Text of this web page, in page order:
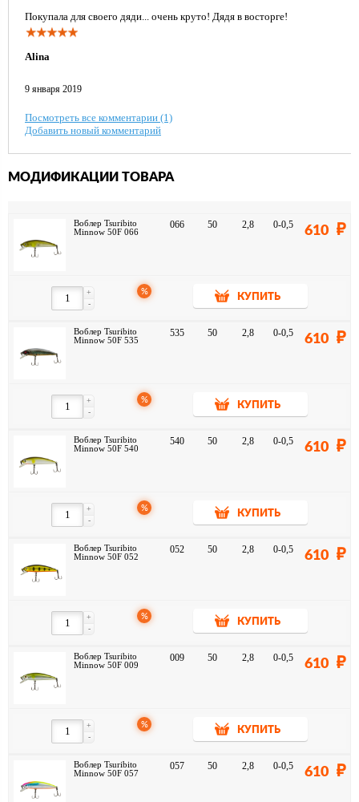
Крючки-тройники Owner уже в том размере, когда есть надежда
потягаться и с трофеем, и половить радужную форель ничего не
меняя, не адаптируя и не переживая.
Покупала для своего дяди... очень круто! Дядя в восторге!
Alina
9 января 2019
Посмотреть все комментарии (1)
Добавить новый комментарий
МОДИФИКАЦИИ ТОВАРА
Воблер Tsuribito
Minnow 50F 066
066 50 2,8 0-0,5 610
-
+ %
КУПИТЬ
Воблер Tsuribito
Minnow 50F 535
535 50 2,8 0-0,5 610
-
+ %
КУПИТЬ
Воблер Tsuribito
Minnow 50F 540
540 50 2,8 0-0,5 610
-
+ %
КУПИТЬ
Воблер Tsuribito
Minnow 50F 052
052 50 2,8 0-0,5 610
-
+ %
КУПИТЬ
Воблер Tsuribito
Minnow 50F 009
009 50 2,8 0-0,5 610
-
+ %
КУПИТЬ
Воблер Tsuribito
Minnow 50F 057
057 50 2,8 0-0,5 610